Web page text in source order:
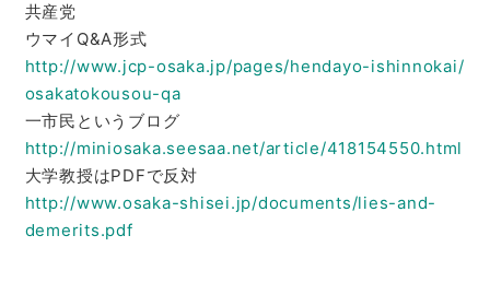
共産党
ウマイQ&A形式
http://www.jcp-osaka.jp/pages/hendayo-ishinnokai/
osakatokousou-qa
一市民というブログ
http://miniosaka.seesaa.net/article/418154550.html
大学教授はPDFで反対
http://www.osaka-shisei.jp/documents/lies-and-
demerits.pdf